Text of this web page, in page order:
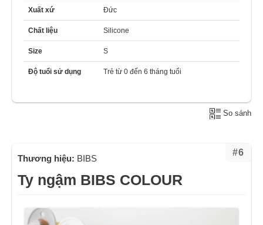
Xuất xứ Đức
Chất liệu Silicone
Size S
Độ tuổi sử dụng Trẻ từ 0 đến 6 tháng tuổi
So sánh
#6
Thương hiệu: BIBS
Ty ngậm BIBS COLOUR